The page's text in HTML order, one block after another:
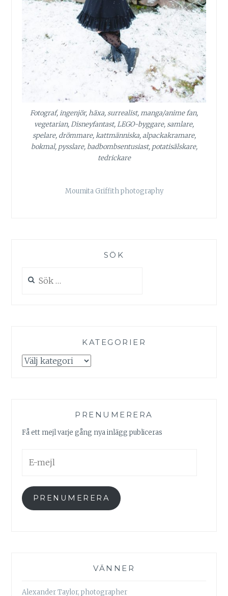
Fotograf, ingenjör, häxa, surrealist, manga/anime fan,
vegetarian, Disneyfantast, LEGO-byggare, samlare,
spelare, drömmare, kattmänniska, alpackakramare,
bokmal, pysslare, badbombsentusiast, potatisälskare,
tedrickare
Moumita Griffith photography
SÖK
efter:
KATEGORIER
Kategorier
PRENUMERERA
Få ett mejl varje gång nya inlägg publiceras
mejl
PRENUMERERA
VÄNNER
Alexander Taylor, photographer